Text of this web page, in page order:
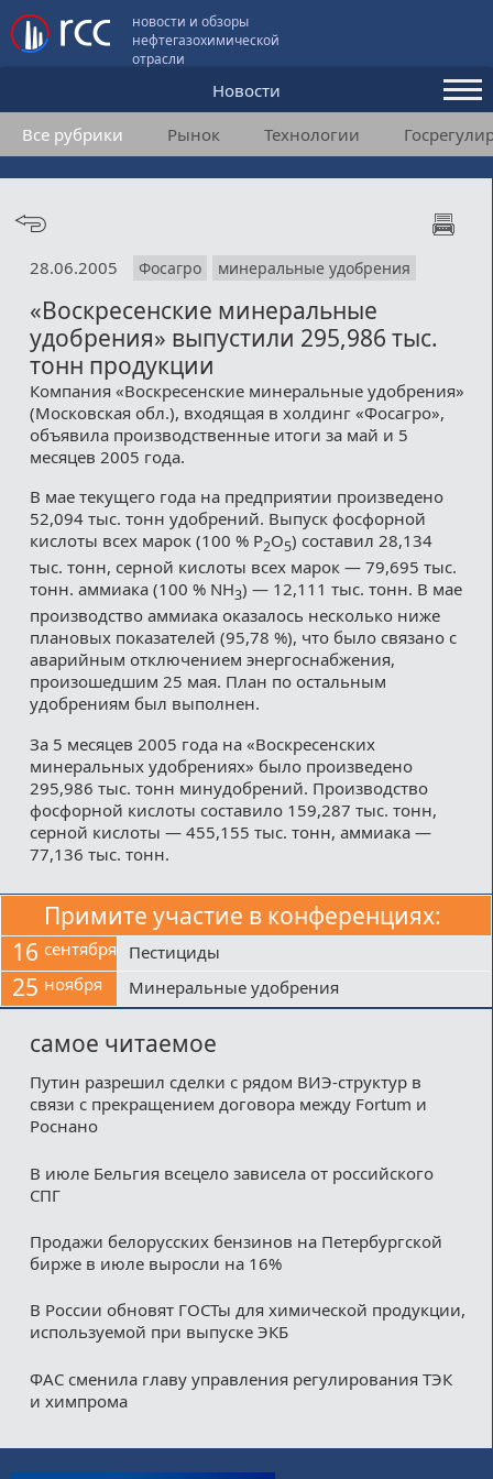
новости и обзоры
нефтегазохимической
отрасли
Новости
Аналитика и мнения
Конференции
Подписка
Пользовательское соглашение
Медиакит
Все рубрики Рынок Технологии
28.06.2005 Фосагро минеральные удобрения
«Воскресенские минеральные
удобрения» выпустили 295,986 тыс.
тонн продукции
Компания «Воскресенские минеральные удобрения»
(Московская обл.), входящая в холдинг «Фосагро»,
объявила производственные итоги за май и 5
месяцев 2005 года.
В мае текущего года на предприятии произведено
52,094 тыс. тонн удобрений. Выпуск фосфорной
кислоты всех марок (100 % Р2О5) составил 28,134
тыс. тонн, серной кислоты всех марок — 79,695 тыс.
тонн. аммиака (100 % NH3) — 12,111 тыс. тонн. В мае
производство аммиака оказалось несколько ниже
плановых показателей (95,78 %), что было связано с
аварийным отключением энергоснабжения,
произошедшим 25 мая. План по остальным
удобрениям был выполнен.
За 5 месяцев 2005 года на «Воскресенских
минеральных удобрениях» было произведено
295,986 тыс. тонн минудобрений. Производство
фосфорной кислоты составило 159,287 тыс. тонн,
серной кислоты — 455,155 тыс. тонн, аммиака —
77,136 тыс. тонн.
Примите участие в конференциях:
16 сентября Пестициды
25 ноября Минеральные удобрения
самое читаемое
Путин разрешил сделки с рядом ВИЭ-структур в
связи с прекращением договора между Fortum и
Роснано
В июле Бельгия всецело зависела от российского
СПГ
Продажи белорусских бензинов на Петербургской
бирже в июле выросли на 16%
В России обновят ГОСТы для химической продукции,
используемой при выпуске ЭКБ
ФАС сменила главу управления регулирования ТЭК
и химпрома